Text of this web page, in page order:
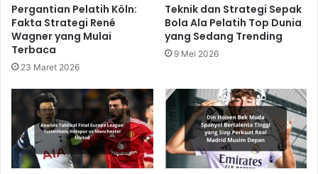
Pergantian Pelatih Köln:
Fakta Strategi René
Wagner yang Mulai
Terbaca
23 Maret 2026
Teknik dan Strategi Sepak
Bola Ala Pelatih Top Dunia
yang Sedang Trending
9 Mei 2026